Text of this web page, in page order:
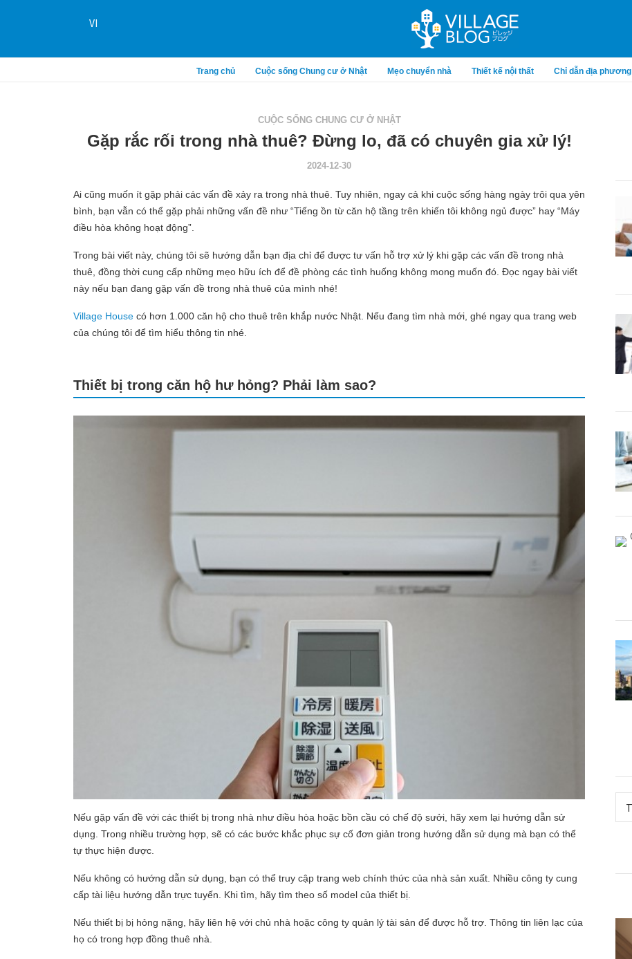
Trang chủ Cuộc sống Chung cư ở Nhật Mẹo chuyển nhà Thiết kế nội thất Chỉ dẫn địa phương
VI
CUỘC SỐNG CHUNG CƯ Ở NHẬT
Gặp rắc rối trong nhà thuê? Đừng lo, đã có chuyên gia xử lý!
2024-12-30
Ai cũng muốn ít gặp phải các vấn đề xảy ra trong nhà thuê. Tuy nhiên, ngay cả khi cuộc sống hàng ngày trôi qua yên
bình, bạn vẫn có thể gặp phải những vấn đề như “Tiếng ồn từ căn hộ tầng trên khiến tôi không ngủ được” hay “Máy
điều hòa không hoạt động”.
Trong bài viết này, chúng tôi sẽ hướng dẫn bạn địa chỉ để được tư vấn hỗ trợ xử lý khi gặp các vấn đề trong nhà
thuê, đồng thời cung cấp những mẹo hữu ích để đề phòng các tình huống không mong muốn đó. Đọc ngay bài viết
này nếu bạn đang gặp vấn đề trong nhà thuê của mình nhé!
Village House có hơn 1.000 căn hộ cho thuê trên khắp nước Nhật. Nếu đang tìm nhà mới, ghé ngay qua trang web
của chúng tôi để tìm hiểu thông tin nhé.
Thiết bị trong căn hộ hư hỏng? Phải làm sao?
Nếu gặp vấn đề với các thiết bị trong nhà như điều hòa hoặc bồn cầu có chế độ sưởi, hãy xem lại hướng dẫn sử
dụng. Trong nhiều trường hợp, sẽ có các bước khắc phục sự cố đơn giản trong hướng dẫn sử dụng mà bạn có thể
tự thực hiện được.
Nếu không có hướng dẫn sử dụng, bạn có thể truy cập trang web chính thức của nhà sản xuất. Nhiều công ty cung
cấp tài liệu hướng dẫn trực tuyến. Khi tìm, hãy tìm theo số model của thiết bị.
Nếu thiết bị bị hỏng nặng, hãy liên hệ với chủ nhà hoặc công ty quản lý tài sản để được hỗ trợ. Thông tin liên lạc của
họ có trong hợp đồng thuê nhà.